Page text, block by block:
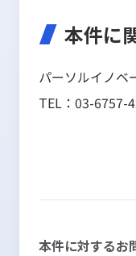
本件に
パーソルイノ
TEL：03-6757-
本件に対するお